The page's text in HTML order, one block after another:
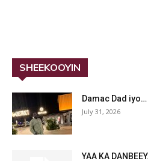
SHEEKOOYIN
Damac Dad
July 31, 2026
YAA KA